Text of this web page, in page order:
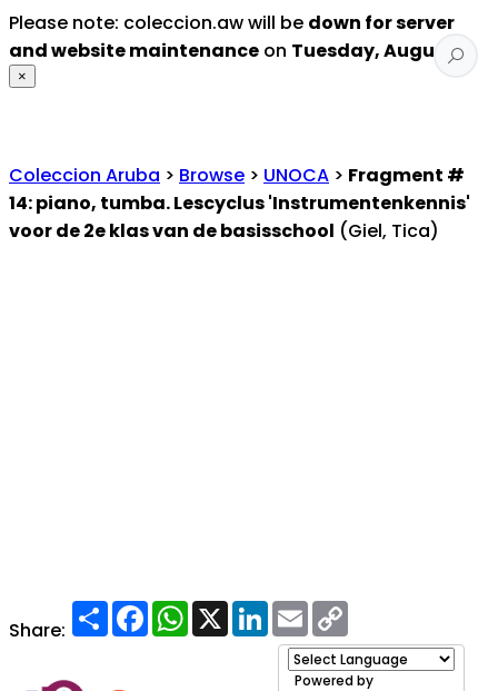
Please note: coleccion.aw will be down for server
and website maintenance on Tuesday, August 4
×
Coleccion Aruba > Browse > UNOCA > Fragment #
14: piano, tumba. Lescyclus 'Instrumentenkennis'
voor de 2e klas van de basisschool (Giel, Tica)
Share:
ShareFacebook
WhatsApp
X LinkedIn
Email
Powered by